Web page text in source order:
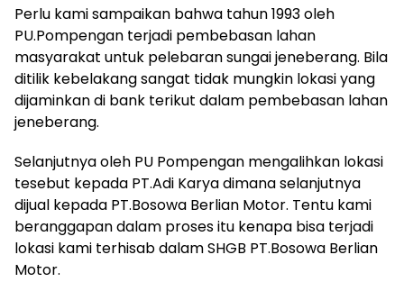
Perlu kami sampaikan bahwa tahun 1993 oleh
PU.Pompengan terjadi pembebasan lahan
masyarakat untuk pelebaran sungai jeneberang. Bila
ditilik kebelakang sangat tidak mungkin lokasi yang
dijaminkan di bank terikut dalam pembebasan lahan
jeneberang.
Selanjutnya oleh PU Pompengan mengalihkan lokasi
tesebut kepada PT.Adi Karya dimana selanjutnya
dijual kepada PT.Bosowa Berlian Motor. Tentu kami
beranggapan dalam proses itu kenapa bisa terjadi
lokasi kami terhisab dalam SHGB PT.Bosowa Berlian
Motor.